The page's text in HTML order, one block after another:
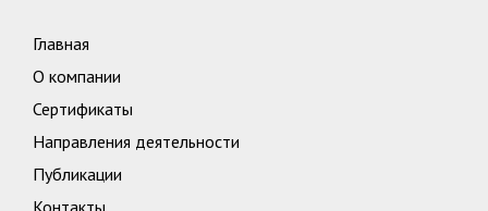
Главная
О компании
Сертификаты
Направления деятельности
Публикации
Контакты